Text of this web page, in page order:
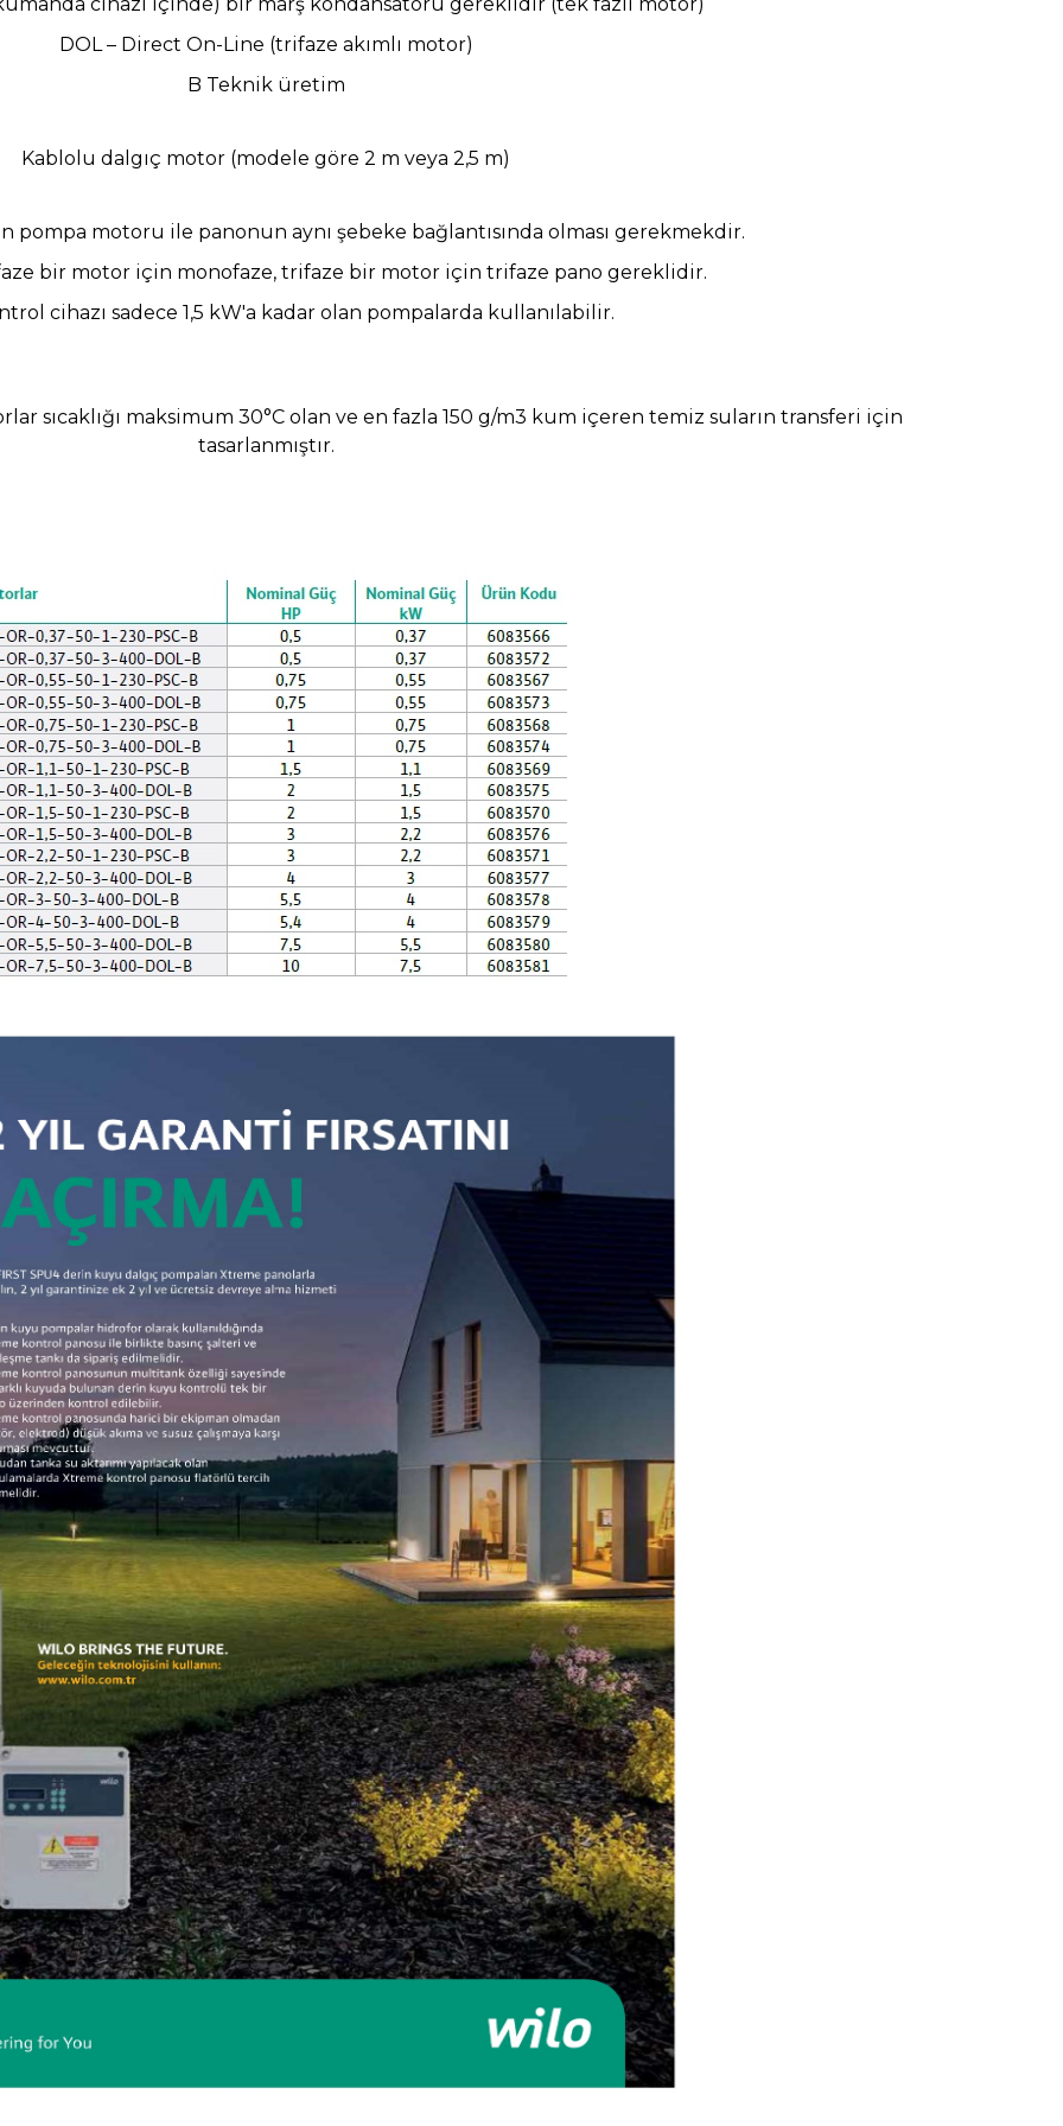
DOL – Direct On-Line (trifaze akımlı motor)
B Teknik üretim
Kablolu dalgıç motor (modele göre 2 m veya 2,5 m)
pompa motoru ile panonun aynı şebeke bağlantısında olması gerekmekdir.
bir motor için monofaze, trifaze bir motor için trifaze pano gereklidir.
cihazı sadece 1,5 kW'a kadar olan pompalarda kullanılabilir.
sıcaklığı maksimum 30°C olan ve en fazla 150 g/m3 kum içeren temiz suların transferi için
tasarlanmıştır.